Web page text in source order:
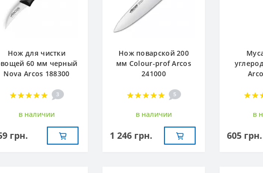
Нож для чистки
60 мм черный
Nova Arcos 188300
3
в наличии
грн.
Нож поварской 200
мм Сolour-prof Arcos
241000
5
в наличии
1 246 грн.
в
605 грн.